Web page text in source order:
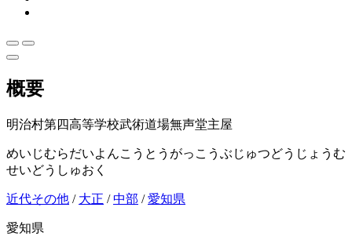
概要
明治村第四高等学校武術道場無声堂主屋
めいじむらだいよんこうとうがっこうぶじゅつどうじょうむ
せいどうしゅおく
近代その他 / 大正 /中部 /愛知県
愛知県